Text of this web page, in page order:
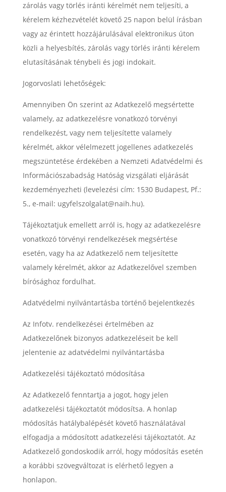
zárolás vagy törlés iránti kérelmét nem teljesíti, a
kérelem kézhezvételét követő 25 napon belül írásban
vagy az érintett hozzájárulásával elektronikus úton
közli a helyesbítés, zárolás vagy törlés iránti kérelem
elutasításának ténybeli és jogi indokait.
Jogorvoslati lehetőségek:
Amennyiben Ön szerint az Adatkezelő megsértette
valamely, az adatkezelésre vonatkozó törvényi
rendelkezést, vagy nem teljesítette valamely
kérelmét, akkor vélelmezett jogellenes adatkezelés
megszüntetése érdekében a Nemzeti Adatvédelmi és
Információszabadság Hatóság vizsgálati eljárását
kezdeményezheti (levelezési cím: 1530 Budapest, Pf.:
5., e-mail: ugyfelszolgalat@naih.hu).
Tájékoztatjuk emellett arról is, hogy az adatkezelésre
vonatkozó törvényi rendelkezések megsértése
esetén, vagy ha az Adatkezelő nem teljesítette
valamely kérelmét, akkor az Adatkezelővel szemben
bírósághoz fordulhat.
Adatvédelmi nyilvántartásba történő bejelentkezés
Az Infotv. rendelkezései értelmében az
Adatkezelőnek bizonyos adatkezeléseit be kell
jelentenie az adatvédelmi nyilvántartásba
Adatkezelési tájékoztató módosítása
Az Adatkezelő fenntartja a jogot, hogy jelen
adatkezelési tájékoztatót módosítsa. A honlap
módosítás hatálybalépését követő használatával
elfogadja a módosított adatkezelési tájékoztatót. Az
Adatkezelő gondoskodik arról, hogy módosítás esetén
a korábbi szövegváltozat is elérhető legyen a
honlapon.